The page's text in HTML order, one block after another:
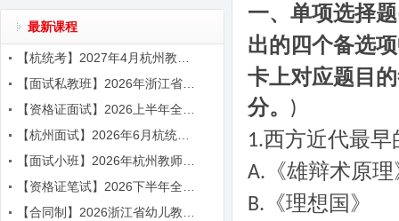
最新课程
一、单项选择题
出的四个备选
卡上对应题目
分。
)
1.西方近代最早
A. 《雄辩术原
B. 《理想国》